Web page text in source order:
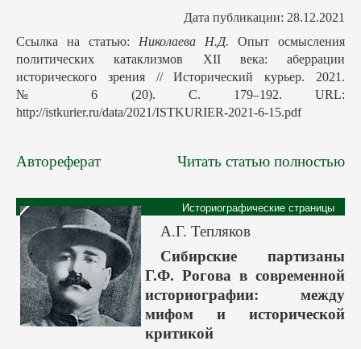
Дата публикации: 28.12.2021
Ссылка на статью: Николаева Н.Д. Опыт осмысления
политических катаклизмов XII века: аберрации
исторического зрения // Исторический курьер. 2021.
№ 6 (20). С. 179–192. URL:
http://istkurier.ru/data/2021/ISTKURIER-2021-6-15.pdf
Автореферат Читать статью полностью
Историографические страницы
А.Г. Тепляков
Сибирские партизаны
Г.Ф. Рогова в современной
историографии: между
мифом и исторической
критикой